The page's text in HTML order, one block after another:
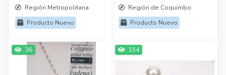
Región Metropolitana
Producto Nuevo
Región de Coquimbo
Producto Nuevo
36 154